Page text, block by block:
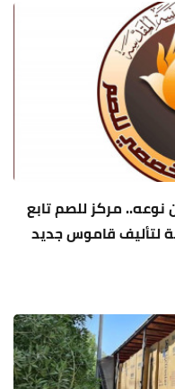
مركز للصم تابع
لتأليف قاموس جديد